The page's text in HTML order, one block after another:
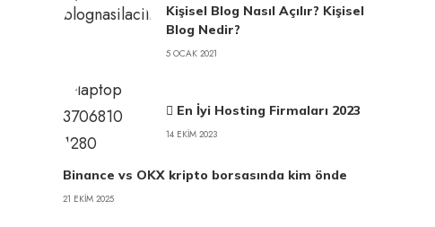
Kişisel Blog Nasıl Açılır? Kişisel
Blog Nedir?
5 OCAK 2021
En İyi Hosting Firmaları 2023
14 EKIM 2023
Binance vs OKX kripto borsasında kim önde
21 EKIM 2025